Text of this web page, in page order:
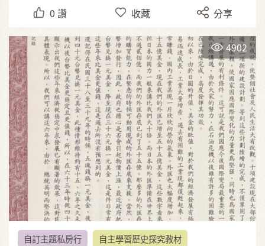
0 讚 收藏 分享
4902
自訂主題私房行 自主學習歷史探究教材